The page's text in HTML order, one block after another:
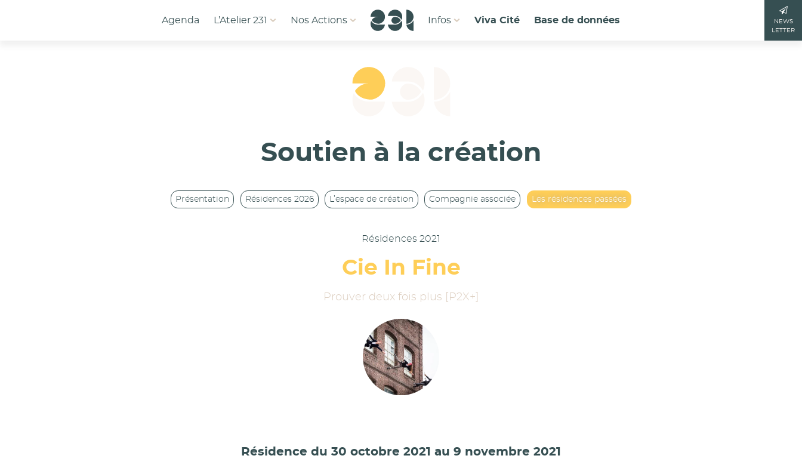
Agenda L’Atelier 231 Nos Actions Infos Viva Cité Base de données
NEWS
LETTER
Soutien à la création
Présentation Résidences 2026 L’espace de création Compagnie associée Les résidences passées
Résidences 2021
Cie In Fine
Prouver deux fois plus [P2X+]
Résidence du 30 octobre 2021 au 9 novembre 2021